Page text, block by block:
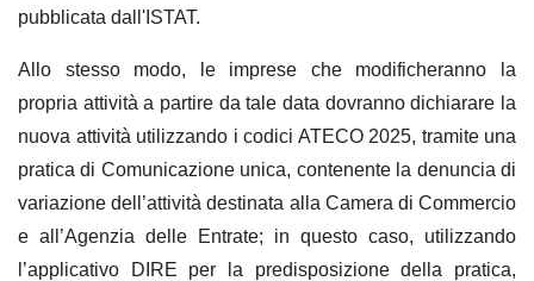
pubblicata dall'ISTAT.
Allo stesso modo, le imprese che modificheranno la
propria attività a partire da tale data dovranno dichiarare la
nuova attività utilizzando i codici ATECO 2025, tramite una
pratica di Comunicazione unica, contenente la denuncia di
variazione dell’attività destinata alla Camera di Commercio
e all’Agenzia delle Entrate; in questo caso, utilizzando
l’applicativo DIRE per la predisposizione della pratica,